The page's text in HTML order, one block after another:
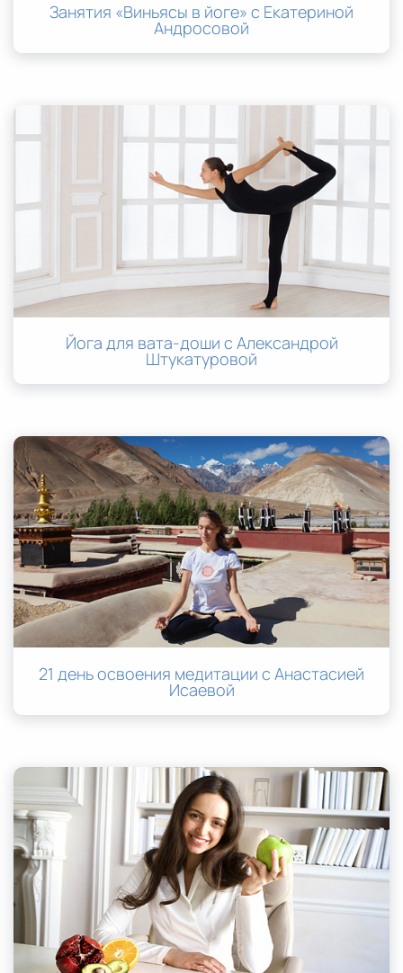
Занятия «Виньясы в йоге» с Екатериной
Андросовой
Йога для вата-доши с Александрой
Штукатуровой
21 день освоения медитации с Анастасией
Исаевой